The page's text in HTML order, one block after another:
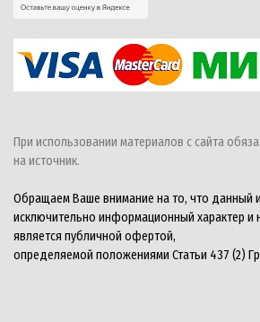
При использовании материалов с сайта
на источник.
Обращаем Ваше внимание на то, что данный
исключительно информационный характер и
является публичной офертой,
определяемой положениями Статьи 437 (2)